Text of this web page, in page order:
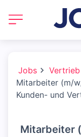
Jobs
Vertrieb
Mitarbeiter (m/
Kunden- und
Mitarbeiter